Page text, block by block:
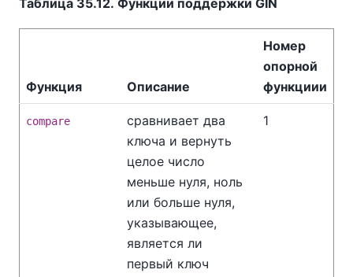
Таблица 35.12. Функции поддержки GIN
Функция Описание
Номер
опорной
функциии
compare
сравнивает два
ключа и вернуть
целое число
меньше нуля, ноль
или больше нуля,
указывающее,
является ли
первый ключ
1